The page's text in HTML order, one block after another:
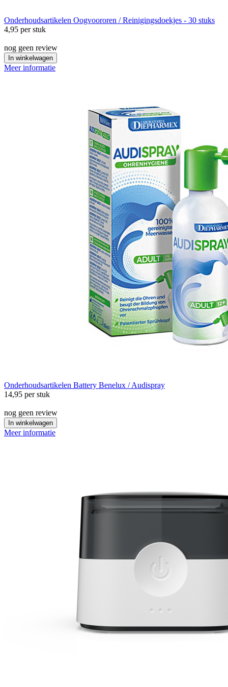
Onderhoudsartikelen Oogvoororen / Reinigingsdoekjes - 30 stuks
4,95 per stuk
nog geen review
In winkelwagen
Meer informatie
Onderhoudsartikelen Battery Benelux / Audispray
14,95 per stuk
nog geen review
In winkelwagen
Meer informatie